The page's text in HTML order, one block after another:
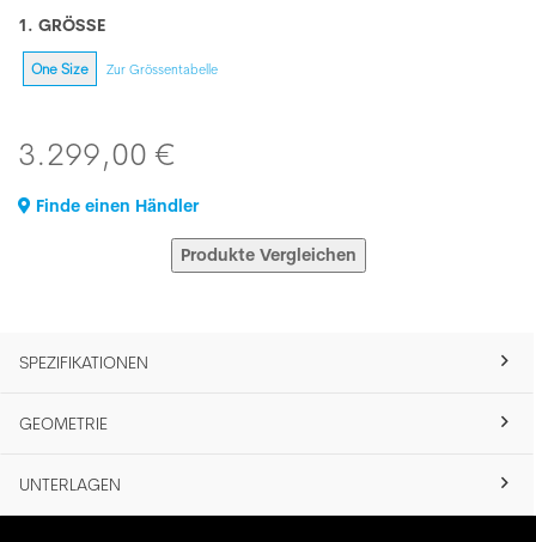
1. GRÖSSE
One Size Zur Grössentabelle
3.299,00 €
Finde einen Händler
Produkte Vergleichen
SPEZIFIKATIONEN
GEOMETRIE
UNTERLAGEN